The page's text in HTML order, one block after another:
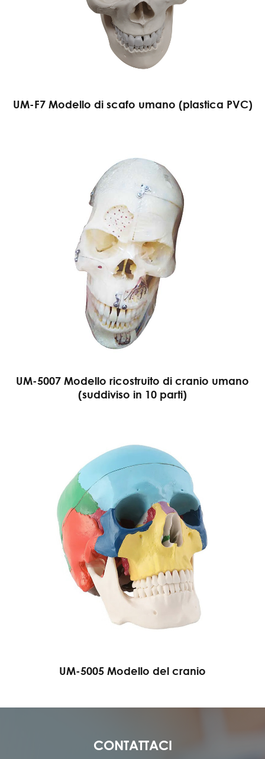
UM-F7 Modello di scafo umano (plastica PVC)
UM-5007 Modello ricostruito di cranio umano
(suddiviso in 10 parti)
UM-5005 Modello del cranio
CONTATTACI